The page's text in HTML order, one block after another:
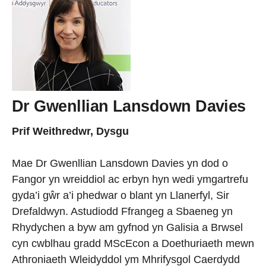
Dr Gwenllian Lansdown Davies
Prif Weithredwr, Dysgu
Mae Dr Gwenllian Lansdown Davies yn dod o
Fangor yn wreiddiol ac erbyn hyn wedi ymgartrefu
gyda’i gŵr a’i phedwar o blant yn Llanerfyl, Sir
Drefaldwyn. Astudiodd Ffrangeg a Sbaeneg yn
Rhydychen a byw am gyfnod yn Galisia a Brwsel
cyn cwblhau gradd MScEcon a Doethuriaeth mewn
Athroniaeth Wleidyddol ym Mhrifysgol Caerdydd